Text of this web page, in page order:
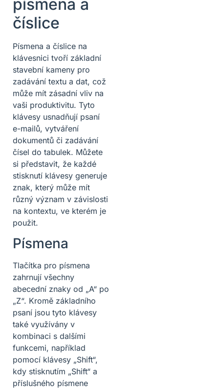
písmena a
číslice
Písmena a číslice na
klávesnici tvoří základní
stavební kameny pro
zadávání textu a dat, což
může mít zásadní vliv na
vaši produktivitu. Tyto
klávesy usnadňují psaní
e-mailů, vytváření
dokumentů či zadávání
čísel do tabulek. Můžete
si představit, že každé
stisknutí klávesy generuje
znak, který může mít
různý význam v závislosti
na kontextu, ve kterém je
použit.
Písmena
Tlačítka pro písmena
zahrnují všechny
abecední znaky od „A“ po
„Z“. Kromě základního
psaní jsou tyto klávesy
také využívány v
kombinaci s dalšími
funkcemi, například
pomocí klávesy „Shift“,
kdy stisknutím „Shift“ a
příslušného písmene